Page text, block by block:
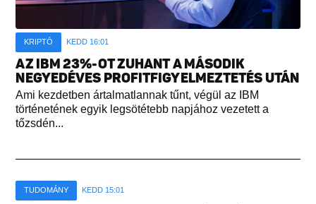
KRIPTÓ KEDD 16:01
AZ IBM 23%-OT ZUHANT A MÁSODIK
NEGYEDÉVES PROFITFIGYELMEZTETÉS UTÁN
Ami kezdetben ártalmatlannak tűnt, végül az IBM
történetének egyik legsötétebb napjához vezetett a
tőzsdén...
TUDOMÁNY KEDD 15:01